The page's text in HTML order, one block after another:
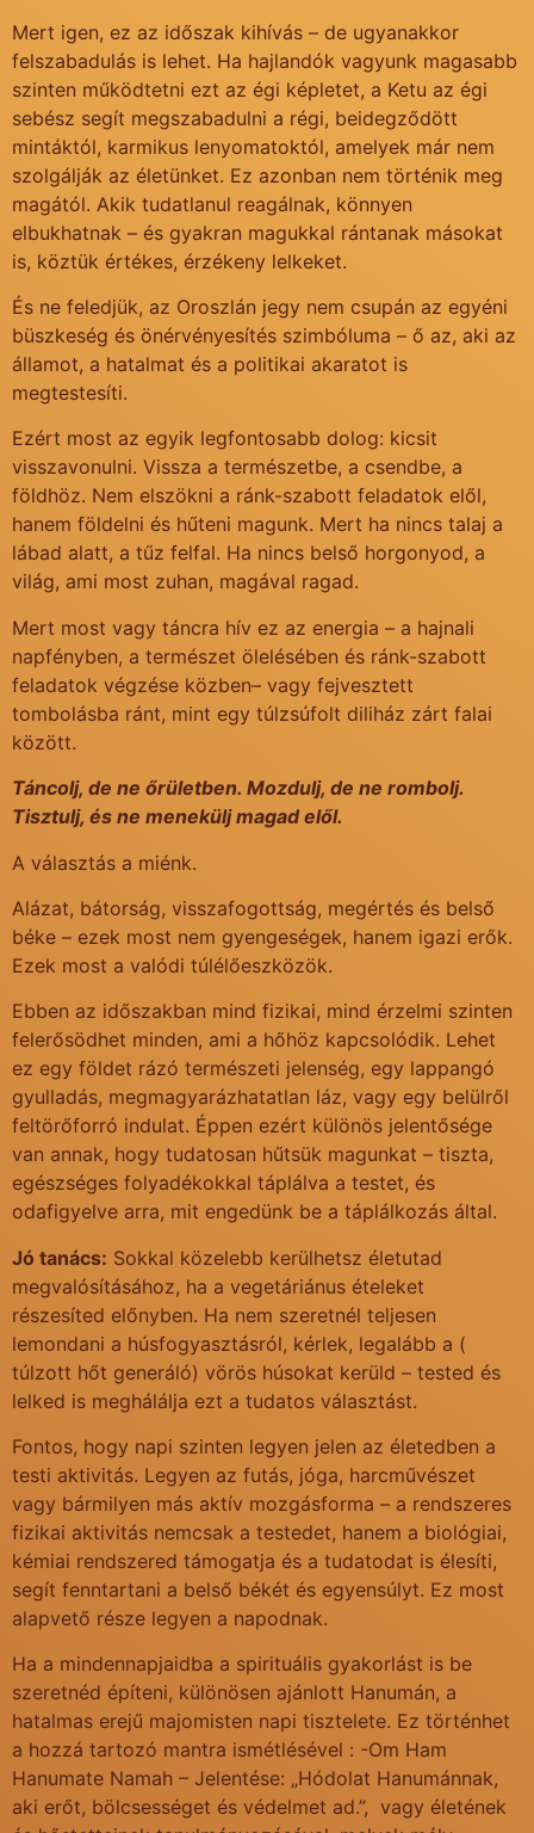
Mert igen, ez az időszak kihívás – de ugyanakkor
felszabadulás is lehet. Ha hajlandók vagyunk magasabb
szinten működtetni ezt az égi képletet, a Ketu az égi
sebész segít megszabadulni a régi, beidegződött
mintáktól, karmikus lenyomatoktól, amelyek már nem
szolgálják az életünket. Ez azonban nem történik meg
magától. Akik tudatlanul reagálnak, könnyen
elbukhatnak – és gyakran magukkal rántanak másokat
is, köztük értékes, érzékeny lelkeket.
És ne feledjük, az Oroszlán jegy nem csupán az egyéni
büszkeség és önérvényesítés szimbóluma – ő az, aki az
államot, a hatalmat és a politikai akaratot is
megtestesíti.
Ezért most az egyik legfontosabb dolog: kicsit
visszavonulni. Vissza a természetbe, a csendbe, a
földhöz. Nem elszökni a ránk-szabott feladatok elől,
hanem földelni és hűteni magunk. Mert ha nincs talaj a
lábad alatt, a tűz felfal. Ha nincs belső horgonyod, a
világ, ami most zuhan, magával ragad.
Mert most vagy táncra hív ez az energia – a hajnali
napfényben, a természet ölelésében és ránk-szabott
feladatok végzése közben– vagy fejvesztett
tombolásba ránt, mint egy túlzsúfolt diliház zárt falai
között.
Táncolj, de ne őrületben. Mozdulj, de ne rombolj.
Tisztulj, és ne menekülj magad elől.
A választás a miénk.
Alázat, bátorság, visszafogottság, megértés és belső
béke – ezek most nem gyengeségek, hanem igazi erők.
Ezek most a valódi túlélőeszközök.
Ebben az időszakban mind fizikai, mind érzelmi szinten
felerősödhet minden, ami a hőhöz kapcsolódik. Lehet
ez egy földet rázó természeti jelenség, egy lappangó
gyulladás, megmagyarázhatatlan láz, vagy egy belülről
feltörőforró indulat. Éppen ezért különös jelentősége
van annak, hogy tudatosan hűtsük magunkat – tiszta,
egészséges folyadékokkal táplálva a testet, és
odafigyelve arra, mit engedünk be a táplálkozás által.
Jó tanács: Sokkal közelebb kerülhetsz életutad
megvalósításához, ha a vegetáriánus ételeket
részesíted előnyben. Ha nem szeretnél teljesen
lemondani a húsfogyasztásról, kérlek, legalább a (
túlzott hőt generáló) vörös húsokat kerüld – tested és
lelked is meghálálja ezt a tudatos választást.
Fontos, hogy napi szinten legyen jelen az életedben a
testi aktivitás. Legyen az futás, jóga, harcművészet
vagy bármilyen más aktív mozgásforma – a rendszeres
fizikai aktivitás nemcsak a testedet, hanem a biológiai,
kémiai rendszered támogatja és a tudatodat is élesíti,
segít fenntartani a belső békét és egyensúlyt. Ez most
alapvető része legyen a napodnak.
Ha a mindennapjaidba a spirituális gyakorlást is be
szeretnéd építeni, különösen ajánlott Hanumán, a
hatalmas erejű majomisten napi tisztelete. Ez történhet
a hozzá tartozó mantra ismétlésével : -Om Ham
Hanumate Namah – Jelentése: „Hódolat Hanumánnak,
aki erőt, bölcsességet és védelmet ad.”, vagy életének